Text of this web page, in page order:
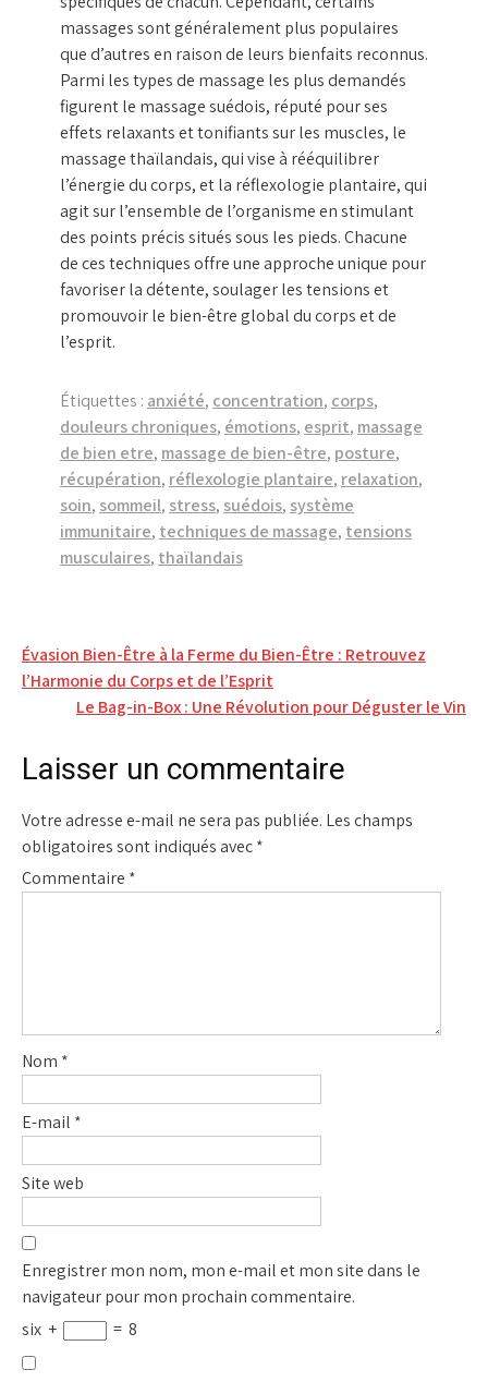
massages sont généralement plus populaires
que d’autres en raison de leurs bienfaits reconnus.
Parmi les types de massage les plus demandés
figurent le massage suédois, réputé pour ses
effets relaxants et tonifiants sur les muscles, le
massage thaïlandais, qui vise à rééquilibrer
l’énergie du corps, et la réflexologie plantaire, qui
agit sur l’ensemble de l’organisme en stimulant
des points précis situés sous les pieds. Chacune
de ces techniques offre une approche unique pour
favoriser la détente, soulager les tensions et
promouvoir le bien-être global du corps et de
l’esprit.
Étiquettes : anxiété, concentration, corps,
douleurs chroniques, émotions, esprit, massage
de bien etre, massage de bien-être, posture,
récupération, réflexologie plantaire, relaxation,
soin, sommeil, stress, suédois, système
immunitaire, techniques de massage, tensions
musculaires, thaïlandais
Navigation
de
l’article
Évasion Bien-Être à la Ferme du Bien-Être : Retrouvez
l’Harmonie du Corps et de l’Esprit
Le Bag-in-Box : Une Révolution pour Déguster le Vin
Laisser un commentaire
Votre adresse e-mail ne sera pas publiée. Les champs
obligatoires sont indiqués avec*
Commentaire *
Nom *
E-mail *
Site web
Enregistrer mon nom, mon e-mail et mon site dans le
navigateur pour mon prochain commentaire.
six + = 8